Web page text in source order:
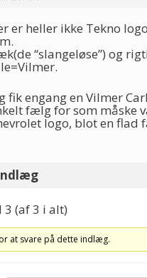
er heller ikke Tekno
“slangeløse”) og
fik engang en Vilmer
fælg for som måske
logo, blot en flad
(af 3 i alt)
at svare på dette indlæg.